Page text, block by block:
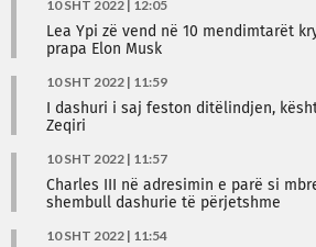
10 SHT 2022 | 12:05
Lea Ypi zë vend në 10 mendimtarët
prapa Elon Musk
10 SHT 2022 | 11:59
I dashuri i saj feston ditëlindjen,
Zeqiri
10 SHT 2022 | 11:57
Charles III në adresimin e parë si
shembull dashurie të përjetshme
10 SHT 2022 | 11:54